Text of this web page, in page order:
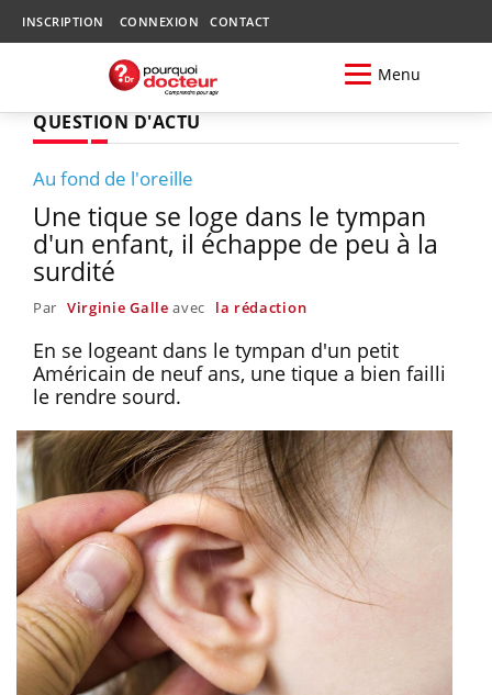
INSCRIPTION CONNEXION CONTACT
Menu
QUESTION D'ACTU
Au fond de l'oreille
Une tique se loge dans le tympan
d'un enfant, il échappe de peu à la
surdité
Par Virginie Galle avec la rédaction
En se logeant dans le tympan d'un petit
Américain de neuf ans, une tique a bien failli
le rendre sourd.